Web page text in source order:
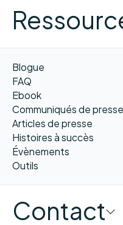
Blogue
FAQ
Ebook
Communiqués de presse
Articles de presse
Histoires à succès
Évènements
Outils
Contact